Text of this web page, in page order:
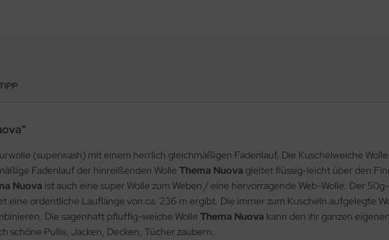
(superwash) mit einem herrlich gleichmäßigen Fadenlauf. Die Kuschelweiche Wolle
Fadenlauf der hinreißenden Wolle Thema Nuova gleitet flüssig-leicht über den
Nuova ist auch eine super Wolle zum Weben / eine hervorragende Web-Wolle. Der
eine ordentliche Lauflänge von ca. 236 m ergibt. Die immer zum Kuscheln aufgelegte
Die sagenhaft pfluffig-weiche Wolle Thema Nuova kann den ihr ganzen
schöne Pullis, Jacken, Decken, Tücher zaubern.